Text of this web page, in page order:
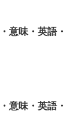
意味・英語・
意味・英語・